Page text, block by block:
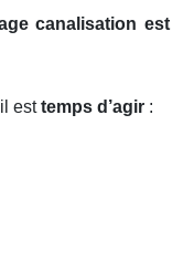
canalisation est
esttemps d’agir :